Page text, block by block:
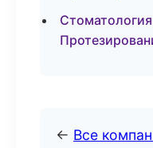
← Все